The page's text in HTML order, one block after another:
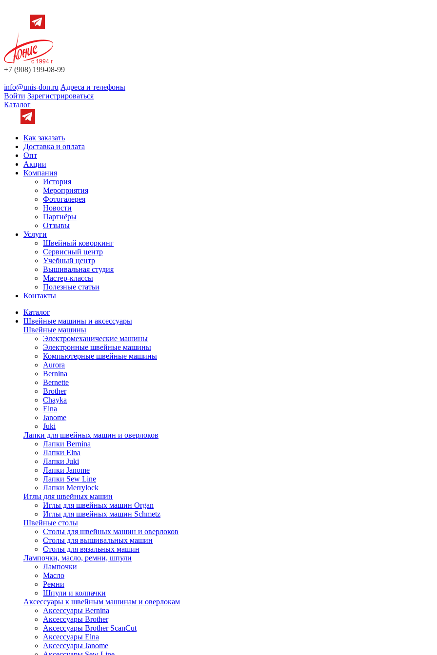
+7 (908) 199-08-99
info@unis-don.ru Адреса и телефоны
Войти Зарегистрироваться
Каталог
Как заказать
Доставка и оплата
Опт
Акции
Компания
История
Мероприятия
Фотогалерея
Новости
Партнёры
Отзывы
Услуги
Швейный коворкинг
Сервисный центр
Учебный центр
Вышивальная студия
Мастер-классы
Полезные статьи
Контакты
Каталог
Швейные машины и аксессуары
Швейные машины
Электромеханические машины
Электронные швейные машины
Компьютерные швейные машины
Aurora
Bernina
Bernette
Brother
Chayka
Elna
Janome
Juki
Лапки для швейных машин и оверлоков
Лапки Bernina
Лапки Elna
Лапки Juki
Лапки Janome
Лапки Sew Line
Лапки Merrylock
Иглы для швейных машин
Иглы для швейных машин Organ
Иглы для швейных машин Schmetz
Швейные столы
Столы для швейных машин и оверлоков
Столы для вышивальных машин
Столы для вязальных машин
Лампочки, масло, ремни, шпули
Лампочки
Масло
Ремни
Шпули и колпачки
Аксессуары к швейным машинам и оверлокам
Аксессуары Bernina
Аксессуары Brother
Аксессуары Brother ScanCut
Аксессуары Elna
Аксессуары Janome